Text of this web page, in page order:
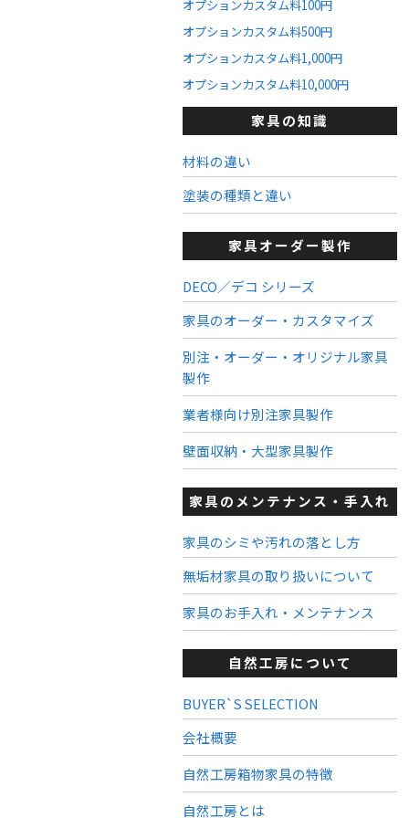
オプションカスタム料100円
オプションカスタム料500円
オプションカスタム料1,000円
オプションカスタム料10,000円
家具の知識
材料の違い
塗装の種類と違い
家具オーダー製作
DECO／デコ シリーズ
家具のオーダー・カスタマイズ
別注・オーダー・オリジナル家具
製作
業者様向け別注家具製作
壁面収納・大型家具製作
家具のメンテナンス・手入れ
家具のシミや汚れの落とし方
無垢材家具の取り扱いについて
家具のお手入れ・メンテナンス
自然工房について
BUYER`S SELECTION
会社概要
自然工房箱物家具の特徴
自然工房とは